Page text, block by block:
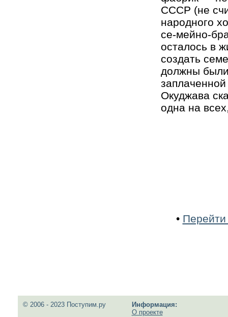
СССР (не
народного
се-мейно-
осталось в
создать
должны
Окуджава
одна на
• Перейти
© 2006 - 2023 Поступим.ру
Информация:
О проекте